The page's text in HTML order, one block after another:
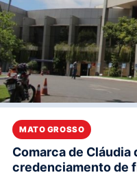
MATO GROSSO
Comarca de
credenciamento de